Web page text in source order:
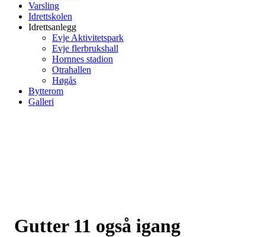
Varsling
Idrettskolen
Idrettsanlegg
Evje Aktivitetspark
Evje flerbrukshall
Hornnes stadion
Otrahallen
Høgås
Bytterom
Galleri
Gutter 11 også igang